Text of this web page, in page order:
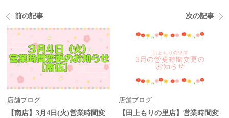
前の記事
店舗ブログ
【南店】3月4日(火)営業時間変
次の記事
店舗ブログ
【田上もりの里店】営業時間変